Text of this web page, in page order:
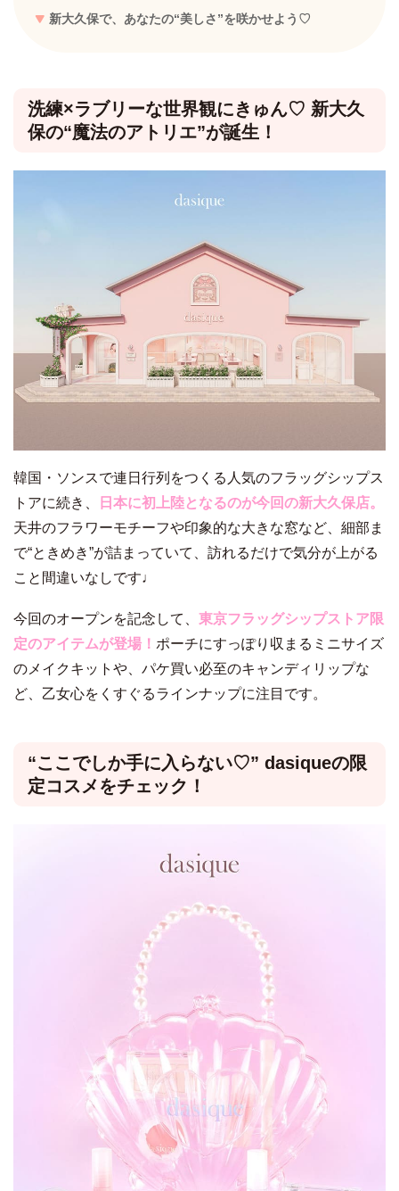
新大久保で、あなたの“美しさ”を咲かせよう♡
洗練×ラブリーな世界観にきゅん♡ 新大久
保の“魔法のアトリエ”が誕生！
韓国・ソンスで連日行列をつくる人気のフラッグシップス
トアに続き、
日本に初上陸となるのが今回の新大久保店。
天井のフラワーモチーフや印象的な大きな窓など、細部ま
で“ときめき”が詰まっていて、訪れるだけで気分が上がる
こと間違いなしです♩
今回のオープンを記念して、 東京フラッグシップストア限
定のアイテムが登場！ ポーチにすっぽり収まるミニサイズ
のメイクキットや、パケ買い必至のキャンディリップな
ど、乙女心をくすぐるラインナップに注目です。
“ここでしか手に入らない♡” dasiqueの限
定コスメをチェック！